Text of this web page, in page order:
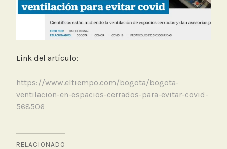
Link del artículo:
https://www.eltiempo.com/bogota/bogota-
ventilacion-en-espacios-cerrados-para-evitar-covid-
568506
RELACIONADO